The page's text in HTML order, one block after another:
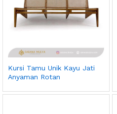
Kursi Tamu Unik Kayu Jati
Anyaman Rotan